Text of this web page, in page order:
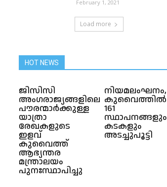
February 1, 2021
Load more
HOT NEWS
ജിസിസി
അംഗരാജ്യങ്ങളിലെ
പൗരന്മാർക്കുള്ള
യാത്രാ
രേഖകളുടെ
ഇളവ്
കുവൈത്ത്
ആഭ്യന്തര
മന്ത്രാലയം
പുനഃസ്ഥാപിച്ചു
നിയമലംഘനം,
കുവൈത്തിൽ‌
161
സ്ഥാപനങ്ങളും
കടകളും
അടച്ചുപൂട്ടി